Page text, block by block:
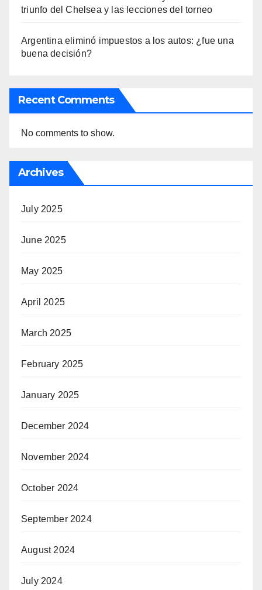
triunfo del Chelsea y las lecciones del torneo
Argentina eliminó impuestos a los autos: ¿fue una
buena decisión?
Recent Comments
No comments to show.
Archives
July 2025
June 2025
May 2025
April 2025
March 2025
February 2025
January 2025
December 2024
November 2024
October 2024
September 2024
August 2024
July 2024